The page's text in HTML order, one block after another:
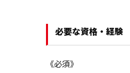
必要な資格・経験
《必須》